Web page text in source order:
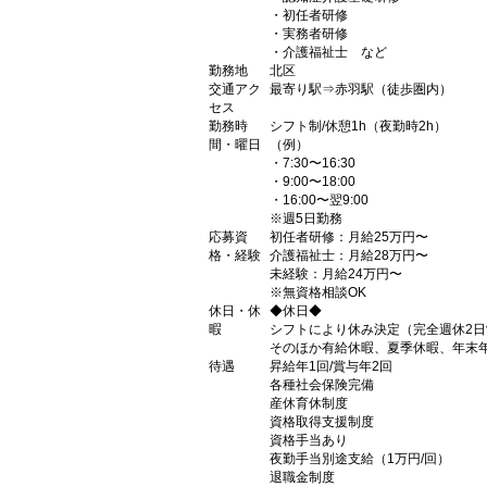
・初任者研修
・実務者研修
・介護福祉士 など
勤務地
北区
交通アク
セス
最寄り駅⇒赤羽駅（徒歩圏内）
勤務時
間・曜日
シフト制/休憩1h（夜勤時2h）
（例）
・7:30〜16:30
・9:00〜18:00
・16:00〜翌9:00
※週5日勤務
応募資
格・経験
初任者研修：月給25万円〜
介護福祉士：月給28万円〜
未経験：月給24万円〜
※無資格相談OK
休日・休
暇
◆休日◆
シフトにより休み決定（完全週休2日
そのほか有給休暇、夏季休暇、年末
待遇
昇給年1回/賞与年2回
各種社会保険完備
産休育休制度
資格取得支援制度
資格手当あり
夜勤手当別途支給（1万円/回）
退職金制度